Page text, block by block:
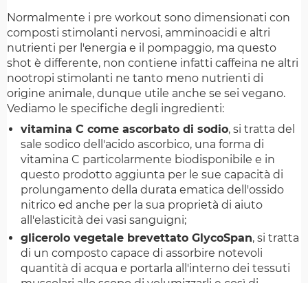
Normalmente i pre workout sono dimensionati con
composti stimolanti nervosi, amminoacidi e altri
nutrienti per l'energia e il pompaggio, ma questo
shot è differente, non contiene infatti caffeina ne altri
nootropi stimolanti ne tanto meno nutrienti di
origine animale, dunque utile anche se sei vegano.
Vediamo le specifiche degli ingredienti:
vitamina C come ascorbato di sodio, si tratta del
sale sodico dell'acido ascorbico, una forma di
vitamina C particolarmente biodisponibile e in
questo prodotto aggiunta per le sue capacità di
prolungamento della durata ematica dell'ossido
nitrico ed anche per la sua proprietà di aiuto
all'elasticità dei vasi sanguigni;
glicerolo vegetale brevettato GlycoSpan, si tratta
di un composto capace di assorbire notevoli
quantità di acqua e portarla all'interno dei tessuti